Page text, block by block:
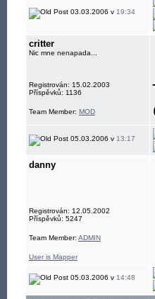
03.03.2006 v 19:34
critter
Nic mne nenapada...
Registrován: 15.02.2003
Příspěvků: 1136
Team Member: MOD
05.03.2006 v 13:17
danny
Registrován: 12.05.2002
Příspěvků: 5247
Team Member: ADMIN
User is Mapper
05.03.2006 v 14:48